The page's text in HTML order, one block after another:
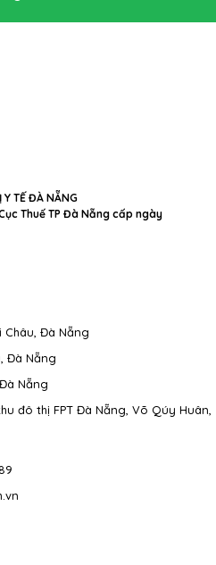
Y TẾ ĐÀ NẴNG
Thuế TP Đà Nẵng cấp ngày
Châu, Đà Nẵng
Đà Nẵng
Nẵng
đô thị FPT Đà Nẵng, Võ Qúy Huân,